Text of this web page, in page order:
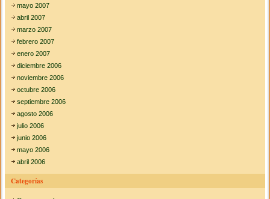
mayo 2007
abril 2007
marzo 2007
febrero 2007
enero 2007
diciembre 2006
noviembre 2006
octubre 2006
septiembre 2006
agosto 2006
julio 2006
junio 2006
mayo 2006
abril 2006
Categorías